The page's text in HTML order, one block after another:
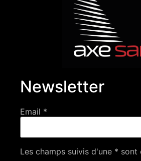
Newsletter
Email *
Les champs suivis d'une *